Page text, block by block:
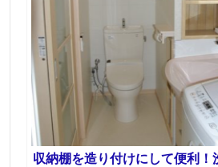
収納棚を造り付けにして便利！